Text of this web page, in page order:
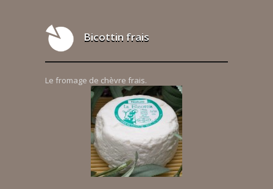
Bicottin frais
Le fromage de chèvre frais.